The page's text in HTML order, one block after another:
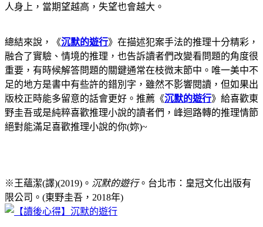
人身上，當期望越高，失望也會越大。
總結來說，《沉默的遊行》在描述犯案手法的推理十分精彩，
融合了實驗、情境的推理，也告訴讀者們改變看問題的角度很
重要，有時候解答問題的關鍵通常在枝微末節中。唯一美中不
足的地方是書中有些許的錯別字，雖然不影響閱讀，但如果出
版校正時能多留意的話會更好。推薦《沉默的遊行》給喜歡東
野圭吾或是純粹喜歡推理小說的讀者們，峰迴路轉的推理情節
絕對能滿足喜歡推理小說的你(妳)~
※王蘊潔(譯)(2019)。 沉默的遊行。台北市：皇冠文化出版有
限公司。(東野圭吾，2018年)